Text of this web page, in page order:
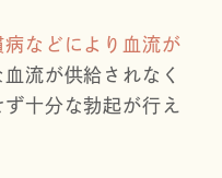
などにより血流が
流が供給されなく
十分な勃起が行え